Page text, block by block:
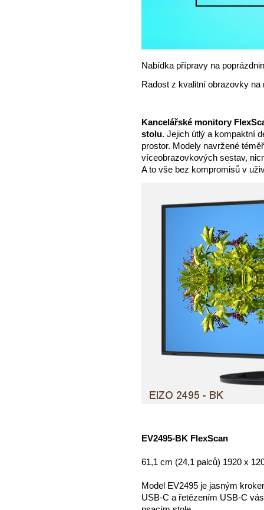
Nabídka přípravy na
Radost z kvalitní obrazovky na
Kancelářské monitory
stolu. Jejich útlý a kompaktní
prostor. Modely navržené
víceobrazovkových sestav,
A to vše bez kompromisů v
EV2495-BK FlexScan
61,1 cm (24,1 palců) 1920 x
Model EV2495 je jasným
USB-C a řetězením USB-C